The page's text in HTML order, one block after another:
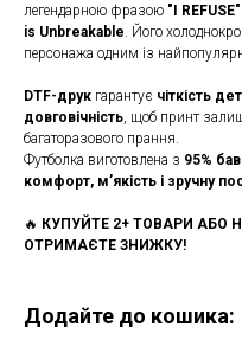
легендарною фразою "I REFUSE"
is Unbreakable. Його
персонажа одним із
DTF-друк гарантує чіткість
довговічність, щоб принт
багаторазового прання.
Футболка виготовлена з 95%
комфорт, м’якість і зручну
🔥 КУПУЙТЕ 2+ ТОВАРИ АБО
ОТРИМАЄТЕ ЗНИЖКУ!
Додайте до кошика: